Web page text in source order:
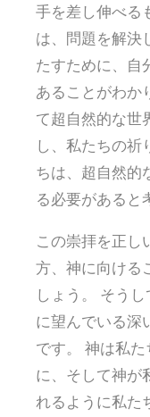
手を差し伸べる
は、問題を解決
たすために、自
あることがわか
て超自然的な世
し、私たちの祈
ちは、超自然的
る必要があると
この崇拝を正し
方、神に向ける
しょう。 そう
に望んでいる深
です。 神は私
に、そして神が
れるように私た